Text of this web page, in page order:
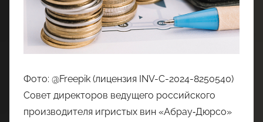
Фото: @Freepik (лицензия INV-C-2024-8250540)
Совет директоров ведущего российского
производителя игристых вин «Абрау‑Дюрсо»